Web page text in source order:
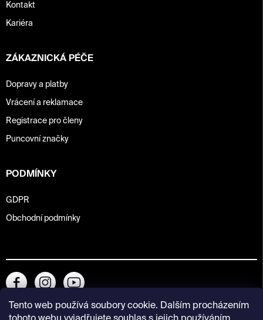
Tento web používá soubory cookie. Dalším procházením
Kontakt
Kariéra
ZÁKAZNICKÁ PÉČE
Dopravy a platby
Vrácení a reklamace
Registrace pro členy
Puncovní značky
PODMÍNKY
GDPR
Obchodní podmínky